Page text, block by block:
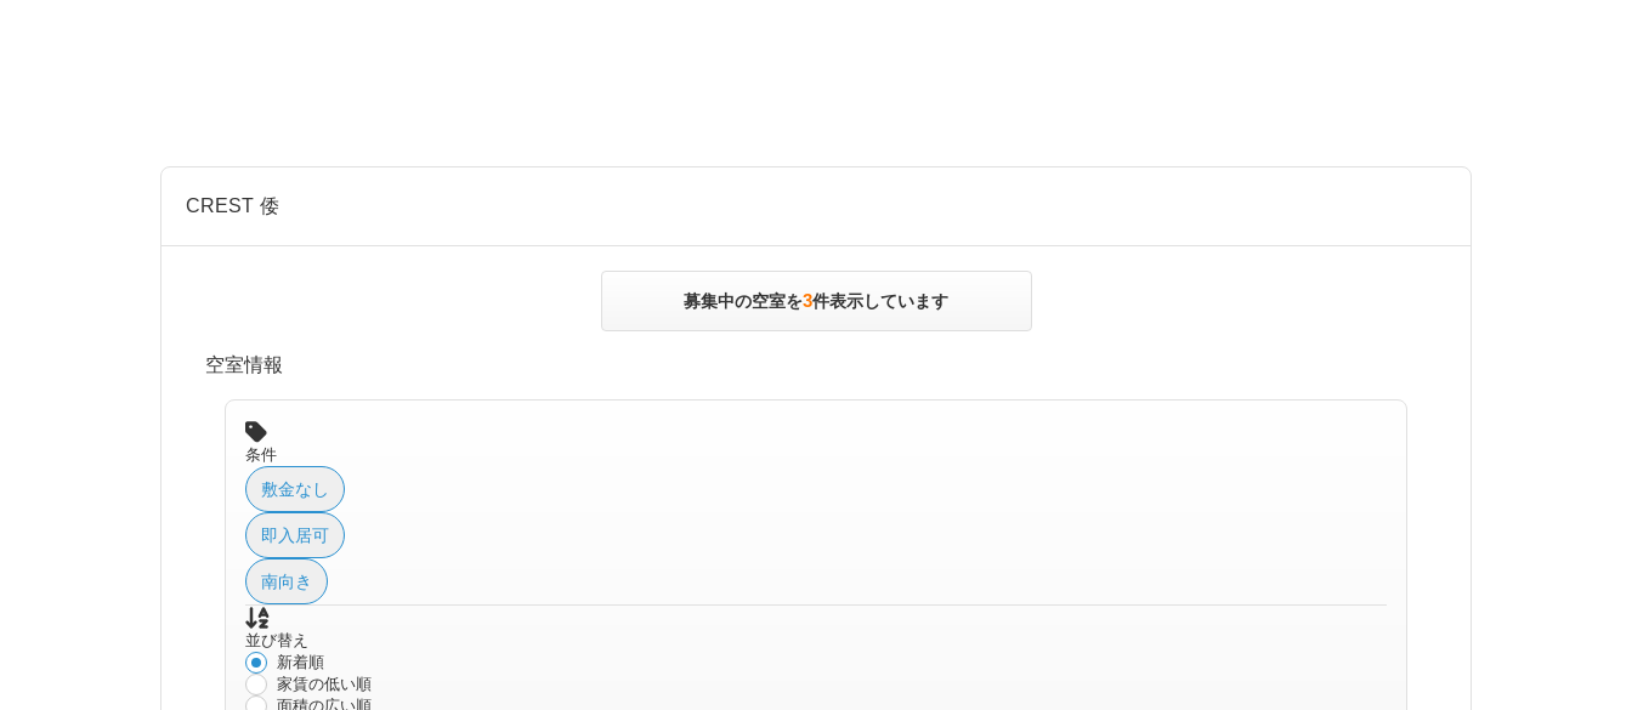
CREST 倭
募集中の空室を3件表示しています
空室情報
条件
敷金なし
即入居可
南向き
並び替え
新着順
家賃の低い順
面積の広い順